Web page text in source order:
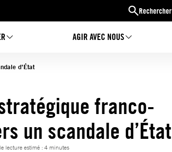
Rechercher
AGIR AVEC NOUS
d’État
franco-
un scandale d’État
lecture estimé : 4 minutes